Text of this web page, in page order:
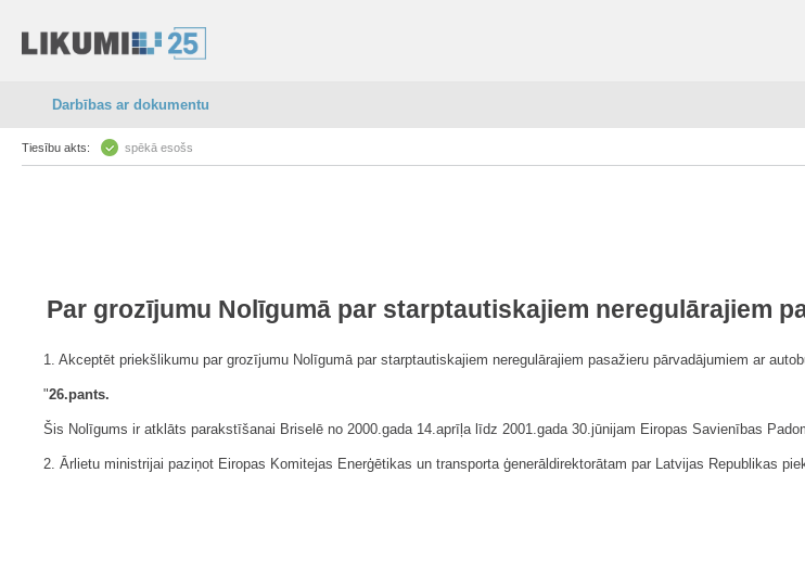
Darbības ar dokumentu
Tiesību akts: spēkā esošs
Par grozījumu Nolīgumā par starptautiskajiem neregulārajiem
1. Akceptēt priekšlikumu par grozījumu Nolīgumā par starptautiskajiem neregulārajiem pasažieru pārvadājumiem ar
"26.pants.
Šis Nolīgums ir atklāts parakstīšanai Briselē no 2000.gada 14.aprīļa līdz 2001.gada 30.jūnijam Eiropas Savienības
2. Ārlietu ministrijai paziņot Eiropas Komitejas Enerģētikas un transporta ģenerāldirektorātam par Latvijas Republikas